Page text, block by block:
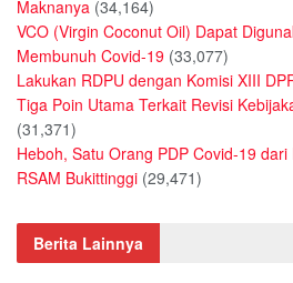
Maknanya (34,164)
VCO (Virgin Coconut Oil) Dapat
Membunuh Covid-19 (33,077)
Lakukan RDPU dengan Komisi XIII
Tiga Poin Utama Terkait Revisi
(31,371)
Heboh, Satu Orang PDP Covid-19
RSAM Bukittinggi (29,471)
Berita Lainnya